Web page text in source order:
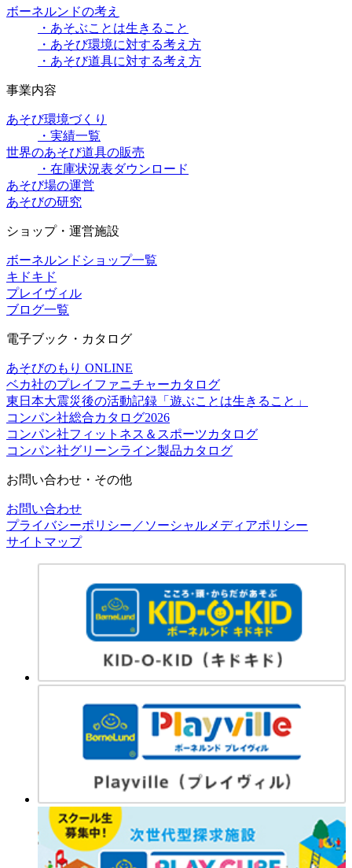
ボーネルンドの考え
・あそぶことは生きること
・あそび環境に対する考え方
・あそび道具に対する考え方
事業内容
あそび環境づくり
・実績一覧
世界のあそび道具の販売
・在庫状況表ダウンロード
あそび場の運営
あそびの研究
ショップ・運営施設
ボーネルンドショップ一覧
キドキド
プレイヴィル
ブログ一覧
電子ブック・カタログ
あそびのもり ONLINE
ベカ社のプレイファニチャーカタログ
東日本大震災後の活動記録「遊ぶことは生きること」
コンパン社総合カタログ2026
コンパン社フィットネス＆スポーツカタログ
コンパン社グリーンライン製品カタログ
お問い合わせ・その他
お問い合わせ
プライバシーポリシー／ソーシャルメディアポリシー
サイトマップ